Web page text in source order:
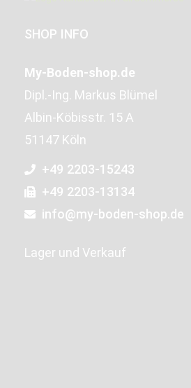
SHOP INFO
My-Boden-shop.de
Dipl.-Ing. Markus Blümel
Albin-Köbisstr. 15 A
51147 Köln
+49 2203-15243
+49 2203-13134
info@my-boden-shop.de
Lager und Verkauf